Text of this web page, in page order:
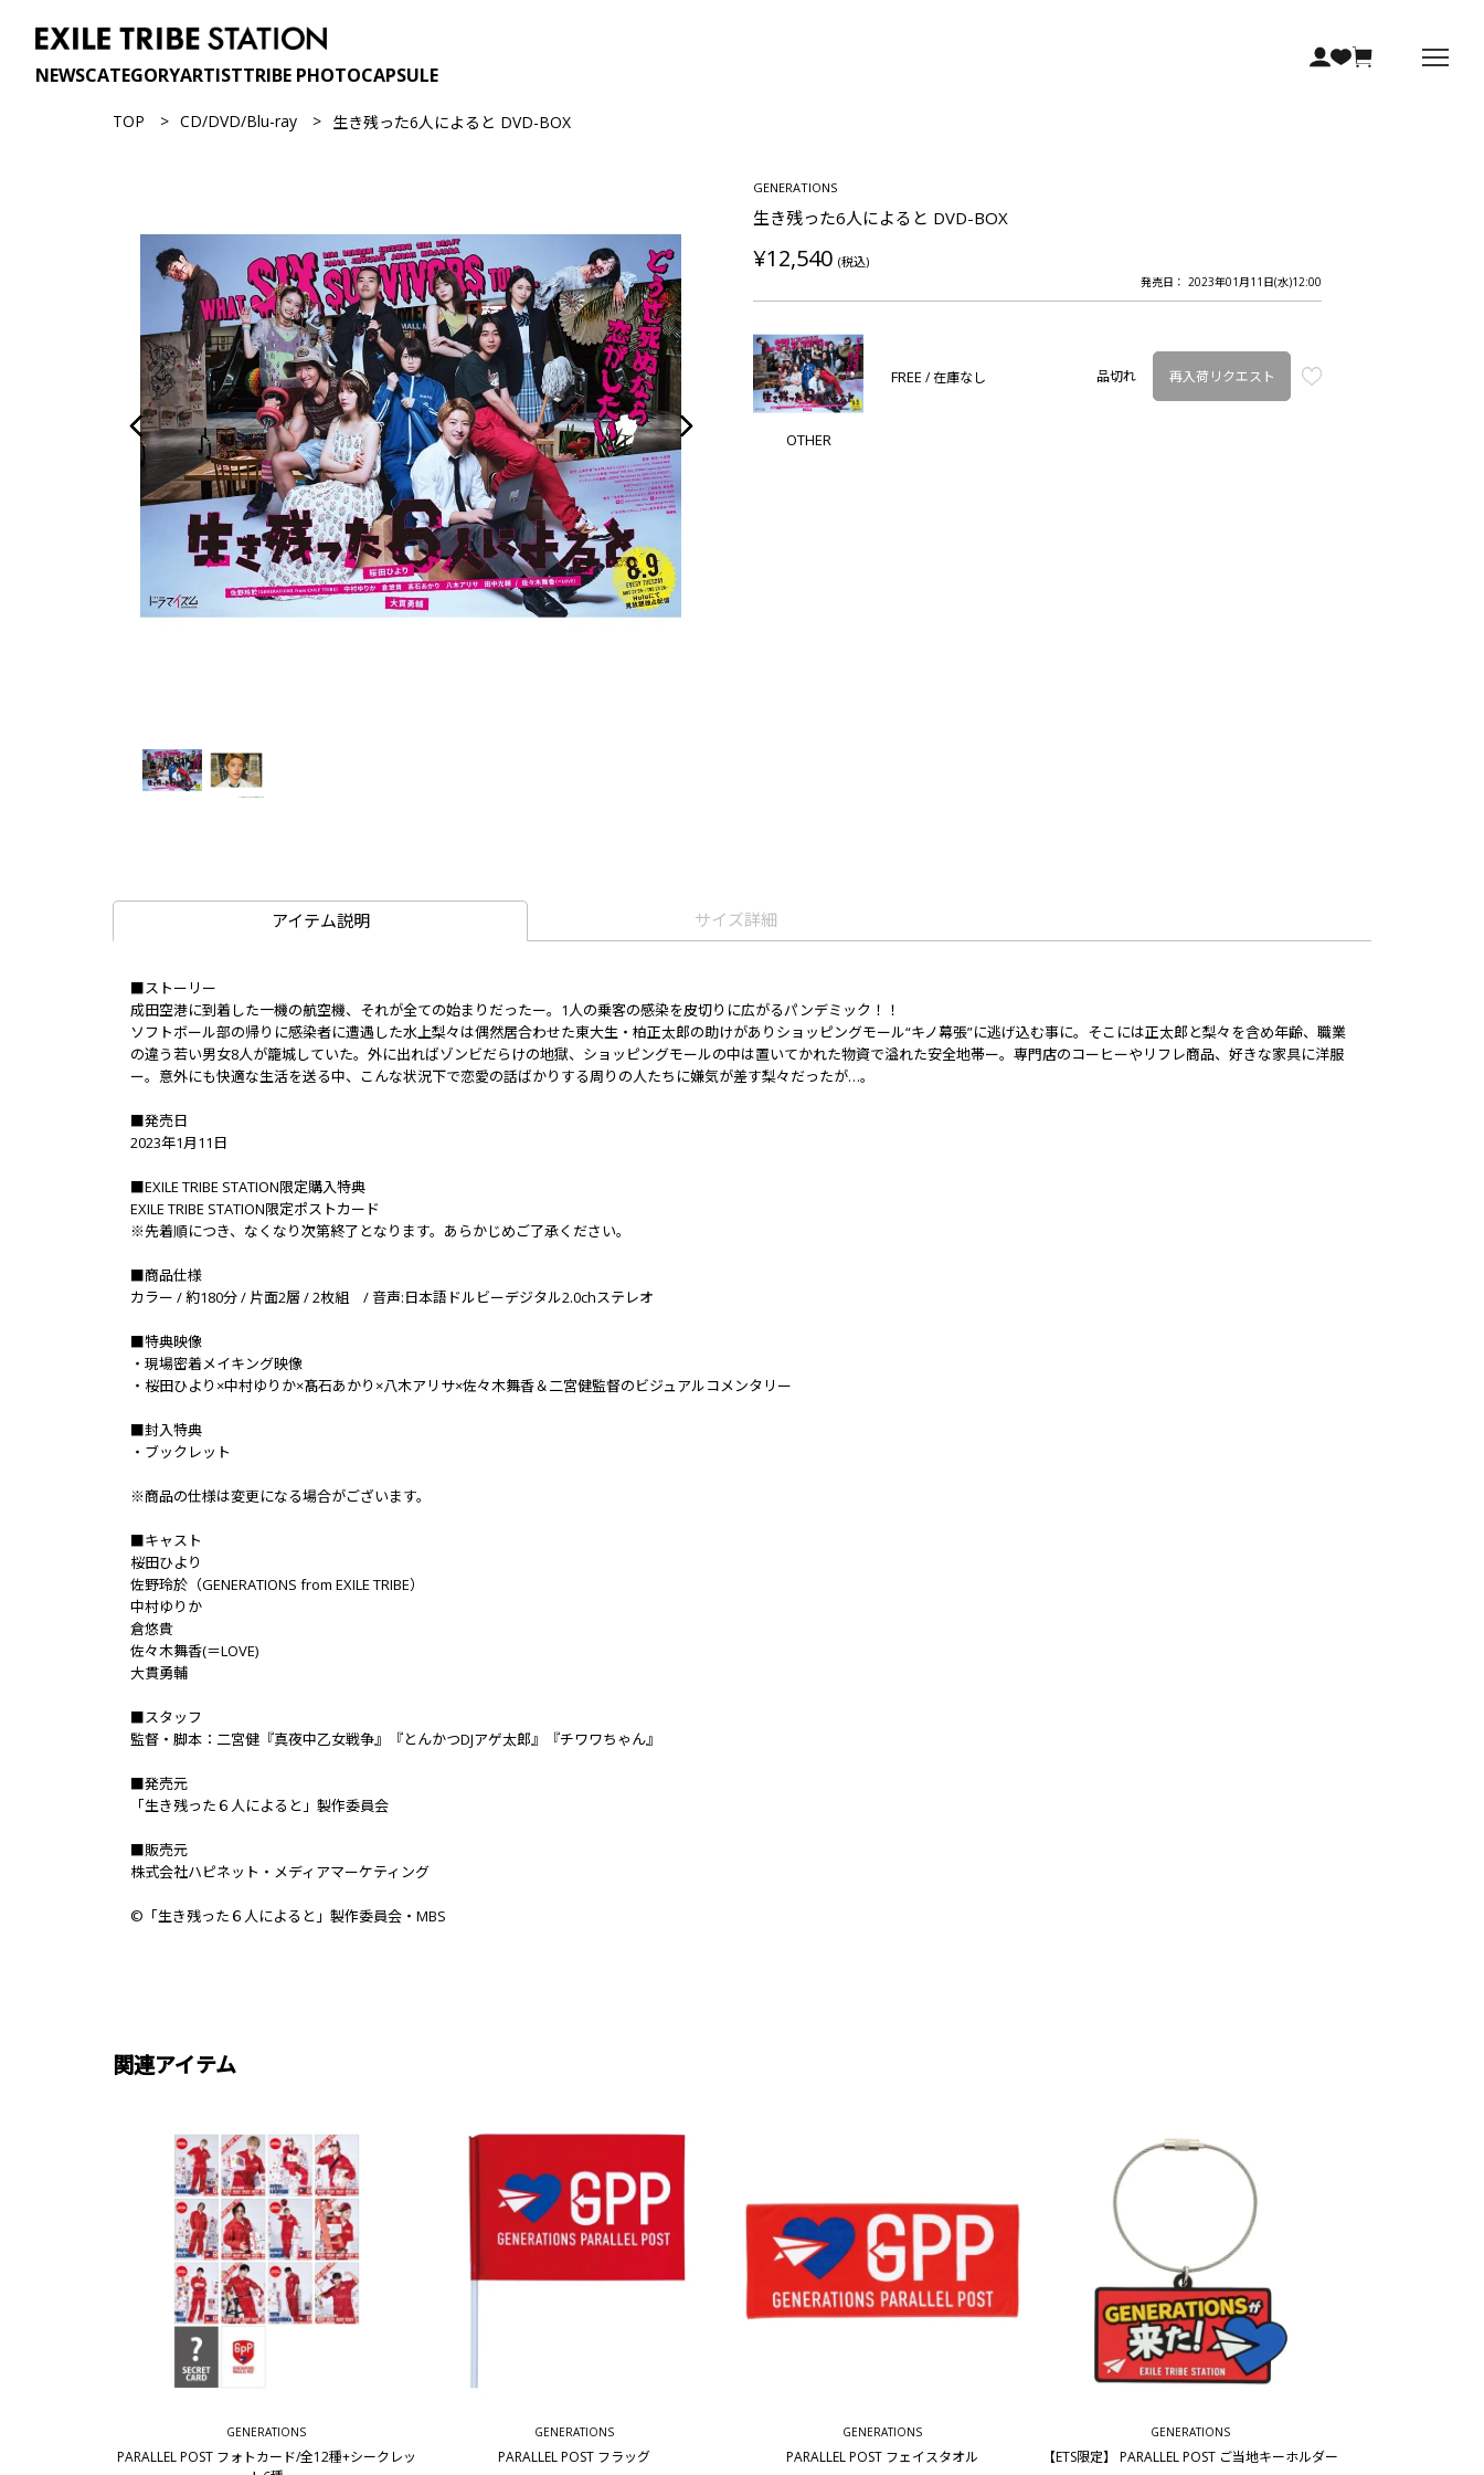
NEWSCATEGORYARTISTTRIBE PHOTOCAPSULE
TOP CD/DVD/Blu-ray 生き残った6人によると DVD-BOX
GENERATIONS
生き残った6人によると DVD-BOX
¥12,540 (税込)
発売日： 2023年01月11日(水)12:00
OTHER
FREE / 在庫なし 品切れ 再入荷リクエスト
アイテム説明 サイズ詳細
■ストーリー
成田空港に到着した一機の航空機、それが全ての始まりだったー。1人の乗客の感染を皮切りに広がるパンデミック！！
ソフトボール部の帰りに感染者に遭遇した水上梨々は偶然居合わせた東大生・柏正太郎の助けがありショッピングモール“キノ幕張”に逃げ込む事に。そこには正太郎と梨々を含め年齢、職業
の違う若い男女8人が籠城していた。外に出ればゾンビだらけの地獄、ショッピングモールの中は置いてかれた物資で溢れた安全地帯ー。専門店のコーヒーやリフレ商品、好きな家具に洋服
ー。意外にも快適な生活を送る中、こんな状況下で恋愛の話ばかりする周りの人たちに嫌気が差す梨々だったが…。
■発売日
2023年1月11日
■EXILE TRIBE STATION限定購入特典
EXILE TRIBE STATION限定ポストカード
※先着順につき、なくなり次第終了となります。あらかじめご了承ください。
■商品仕様
カラー / 約180分 / 片面2層 / 2枚組 / 音声:日本語ドルビーデジタル2.0chステレオ
■特典映像
・現場密着メイキング映像
・桜田ひより×中村ゆりか×髙石あかり×八木アリサ×佐々木舞香＆二宮健監督のビジュアルコメンタリー
■封入特典
・ブックレット
※商品の仕様は変更になる場合がございます。
■キャスト
桜田ひより
佐野玲於（GENERATIONS from EXILE TRIBE）
中村ゆりか
倉悠貴
佐々木舞香(＝LOVE)
大貫勇輔
■スタッフ
監督・脚本：二宮健『真夜中乙女戦争』『とんかつDJアゲ太郎』『チワワちゃん』
■発売元
「生き残った６人によると」製作委員会
■販売元
株式会社ハピネット・メディアマーケティング
©「生き残った６人によると」製作委員会・MBS
関連アイテム
GENERATIONS
PARALLEL POST フォトカード/全12種+シークレッ
GENERATIONS
PARALLEL POST フラッグ
GENERATIONS
PARALLEL POST フェイスタオル
GENERATIONS
【ETS限定】 PARALLEL POST ご当地キーホルダー